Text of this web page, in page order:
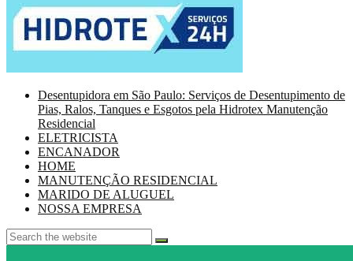
Desentupidora em São Paulo: Serviços de Desentupimento de
Pias, Ralos, Tanques e Esgotos pela Hidrotex Manutenção
Residencial
ELETRICISTA
ENCANADOR
HOME
MANUTENÇÃO RESIDENCIAL
MARIDO DE ALUGUEL
NOSSA EMPRESA